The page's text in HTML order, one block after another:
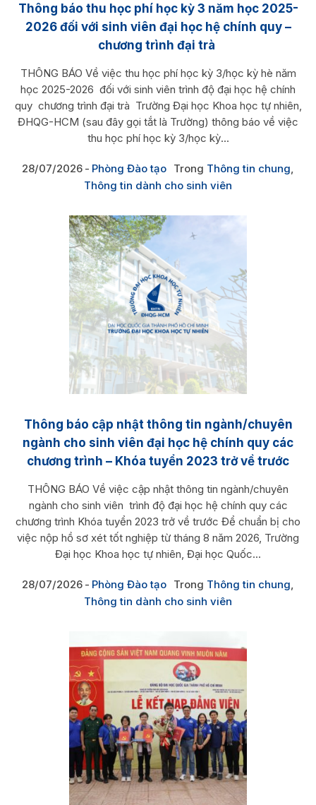
Thông báo thu học phí học kỳ 3 năm học 2025-
2026 đối với sinh viên đại học hệ chính quy –
chương trình đại trà
THÔNG BÁO Về việc thu học phí học kỳ 3/học kỳ hè năm
học 2025-2026 đối với sinh viên trình độ đại học hệ chính
quy chương trình đại trà Trường Đại học Khoa học tự nhiên,
ĐHQG-HCM (sau đây gọi tắt là Trường) thông báo về việc
thu học phí học kỳ 3/học kỳ...
28/07/2026 Phòng Đào tạo Trong Thông tin chung
Thông tin dành cho sinh viên
Thông báo cập nhật thông tin ngành/chuyên
ngành cho sinh viên đại học hệ chính quy các
chương trình – Khóa tuyển 2023 trở về trước
THÔNG BÁO Về việc cập nhật thông tin ngành/chuyên
ngành cho sinh viên trình độ đại học hệ chính quy các
chương trình Khóa tuyển 2023 trở về trước Để chuẩn bị cho
việc nộp hồ sơ xét tốt nghiệp từ tháng 8 năm 2026, Trường
Đại học Khoa học tự nhiên, Đại học Quốc...
28/07/2026 Phòng Đào tạo Trong Thông tin chung
Thông tin dành cho sinh viên